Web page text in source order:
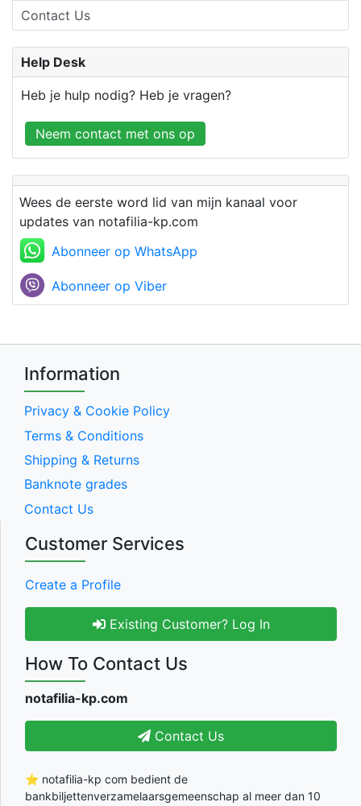
Contact Us
Help Desk
Heb je hulp nodig? Heb je vragen?
Neem contact met ons op
Wees de eerste word lid van mijn kanaal voor
updates van notafilia-kp.com
Abonneer op WhatsApp
Abonneer op Viber
Information
Privacy & Cookie Policy
Terms & Conditions
Shipping & Returns
Banknote grades
Contact Us
Customer Services
Create a Profile
Existing Customer? Log In
How To Contact Us
notafilia-kp.com
Contact Us
⭐ notafilia-kp com bedient de
bankbiljettenverzamelaarsgemeenschap al meer dan 10